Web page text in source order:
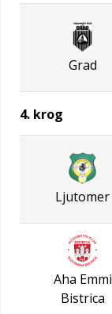
Grad
4. krog
Ljutomer
Aha Emmi
Bistrica